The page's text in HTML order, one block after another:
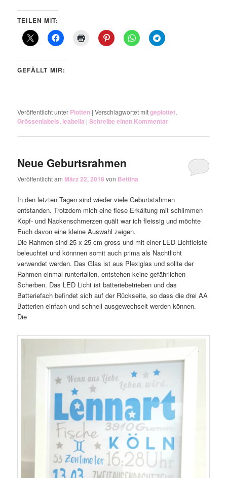
TEILEN MIT:
GEFÄLLT MIR:
Veröffentlicht unter Plotten |Verschlagwortet mitgeplottet,
Grössenlabels, leabella |Schreibe einen Kommentar
Neue Geburtsrahmen
Veröffentlicht am März 22, 2018 von Bettina
In den letzten Tagen sind wieder viele Geburtstahmen
entstanden. Trotzdem mich eine fiese Erkältung mit schlimmen
Kopf- und Nackenschmerzen quält war ich fleissig und möchte
Euch davon eine kleine Auswahl zeigen.
Die Rahmen sind 25 x 25 cm gross und mit einer LED Lichtleiste
beleuchtet und könnnen somit auch prima als Nachtlicht
verwendet werden. Das Glas ist aus Plexiglas und sollte der
Rahmen einmal runterfallen, entstehen keine gefährlichen
Scherben. Das LED Licht ist batteriebetrieben und das
Batteriefach befindet sich auf der Rückseite, so dass die drei AA
Batterien einfach und schnell ausgewechselt werden können.
Die